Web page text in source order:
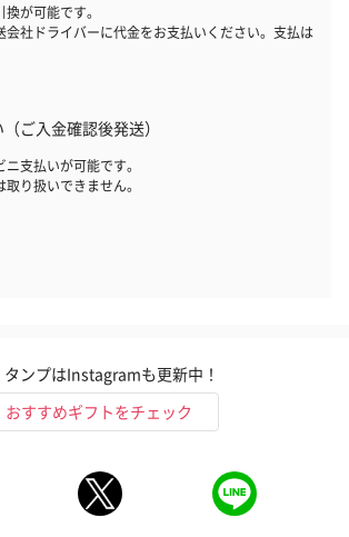
が可能です。
会社ドライバーに代金をお支払いください。支払は
ご入金確認後発送）
支払いが可能です。
り扱いできません。
タンプはInstagramも更新中！
おすすめギフトをチェック